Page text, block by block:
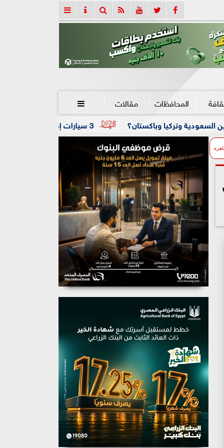
المحافظات مقالات 
3 سيارات إطفاء تحاصر النيران.. حريق داخل مصنع نسيج بشبرا الخيمة